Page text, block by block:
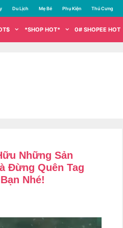
Du Lịch Mẹ Bé Phụ Kiện Thú Cưng
*SHOP HOT* 0# SHOPEE HOT
Những Sản
Đừng Quên Tag
Nhé!